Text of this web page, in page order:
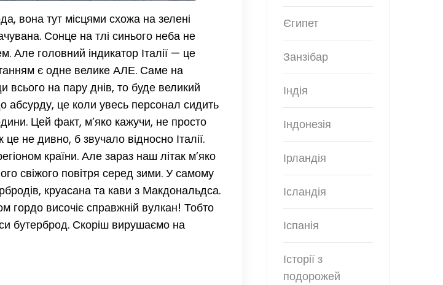
вона тут місцями схожа на зелені
Сонце на тлі синього неба не
Але головний індикатор Італії — це
є одне велике АЛЕ. Саме на
всього на пару днів, то буде великий
абсурду, це коли увесь персонал сидить
Цей факт, м’яко кажучи, не просто
не дивно, б звучало відносно Італії.
країни. Але зараз наш літак м’яко
свіжого повітря серед зими. У самому
круасана та кави з Макдональдса.
гордо височіє справжній вулкан! Тобто
бутерброд. Скоріш вирушаємо на
Єгипет
Занзібар
Індія
Індонезія
Ірландія
Ісландія
Іспанія
Історії з
подорожей